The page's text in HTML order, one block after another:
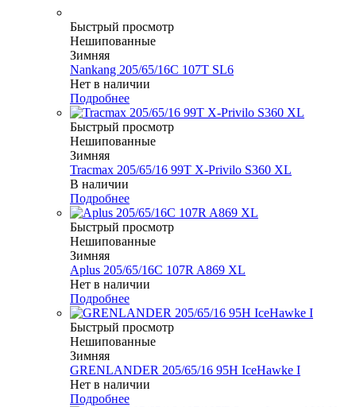
Быстрый просмотр
Нешипованные
Зимняя
Nankang 205/65/16C 107T SL6
Нет в наличии
Подробнее
Быстрый просмотр
Нешипованные
Зимняя
Tracmax 205/65/16 99T X-Privilo S360 XL
В наличии
Подробнее
Быстрый просмотр
Нешипованные
Зимняя
Aplus 205/65/16C 107R A869 XL
Нет в наличии
Подробнее
Быстрый просмотр
Нешипованные
Зимняя
GRENLANDER 205/65/16 95H IceHawke I
Нет в наличии
Подробнее